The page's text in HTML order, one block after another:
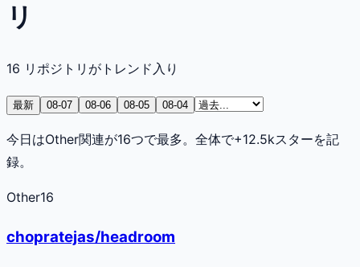
リ
16 リポジトリがトレンド入り
最新 08-07 08-06 08-05 08-04
今日はOther関連が16つで最多。全体で+12.5kスターを記
録。
Other16
chopratejas/headroom